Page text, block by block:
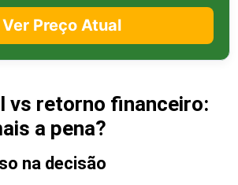
Ver Preço Atual
vs retorno financeiro:
a pena?
na decisão